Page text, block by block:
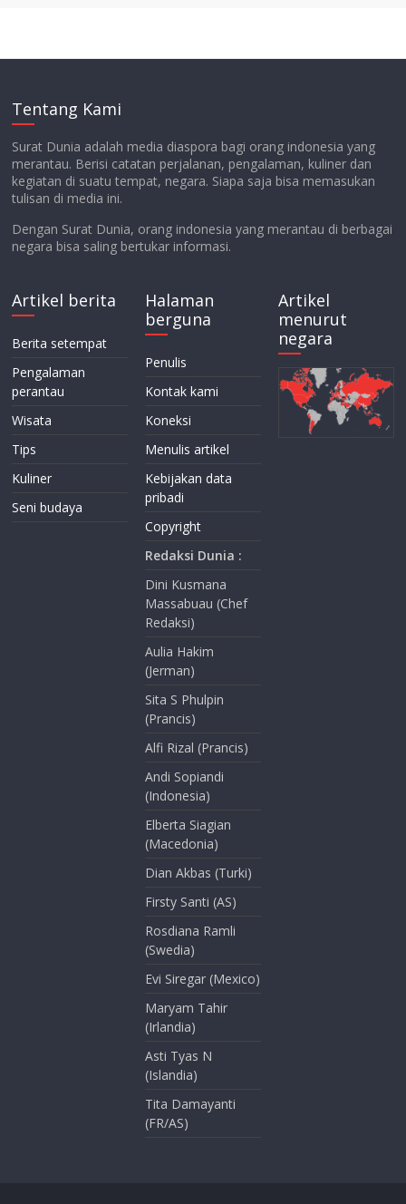
Tentang Kami
Surat Dunia adalah media diaspora bagi orang indonesia yang
merantau. Berisi catatan perjalanan, pengalaman, kuliner dan
kegiatan di suatu tempat, negara. Siapa saja bisa memasukan
tulisan di media ini.
Dengan Surat Dunia, orang indonesia yang merantau di berbagai
negara bisa saling bertukar informasi.
Artikel berita
Berita setempat
Pengalaman
perantau
Wisata
Tips
Kuliner
Seni budaya
Halaman
berguna
Penulis
Kontak kami
Koneksi
Menulis artikel
Kebijakan data
pribadi
Copyright
Redaksi Dunia :
Dini Kusmana
Massabuau (Chef
Redaksi)
Aulia Hakim
(Jerman)
Sita S Phulpin
(Prancis)
Alfi Rizal (Prancis)
Andi Sopiandi
(Indonesia)
Elberta Siagian
(Macedonia)
Dian Akbas (Turki)
Firsty Santi (AS)
Rosdiana Ramli
(Swedia)
Evi Siregar (Mexico)
Maryam Tahir
(Irlandia)
Asti Tyas N
(Islandia)
Tita Damayanti
(FR/AS)
Artikel
menurut
negara